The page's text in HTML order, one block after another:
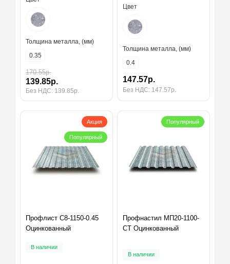
Толщина металла, (мм)
0.35
170.55р.
139.85р.
Без НДС: 139.85р.
Цвет
Толщина металла, (мм)
0.4
147.57р.
Без НДС: 147.57р.
Акция
Популярный
Профлист С8-1150-0.45
Оцинкованный
В наличии
Популярный
Профнастил МП20-1100-
СТ Оцинкованный
В наличии